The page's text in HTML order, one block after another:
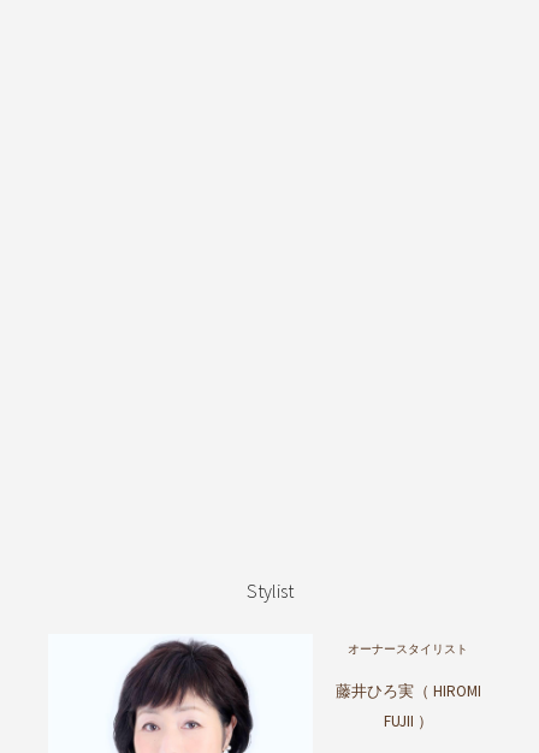
Stylist
オーナースタイリスト
藤井ひろ実（ HIROMI
FUJII ）